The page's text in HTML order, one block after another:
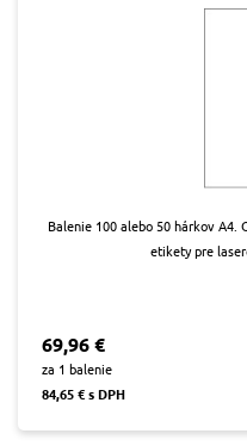
Balenie 100 alebo 50 hárkov A4.
etikety pre
69,96 €
za 1 balenie
84,65 € s DPH